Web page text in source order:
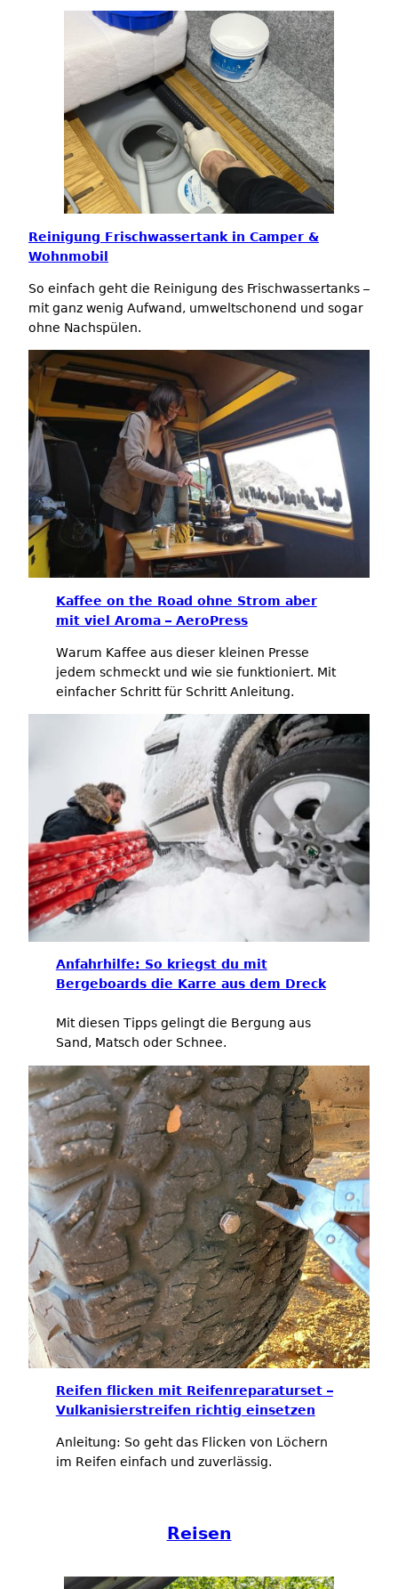
Reinigung Frischwassertank in Camper &
Wohnmobil
So einfach geht die Reinigung des Frischwassertanks –
mit ganz wenig Aufwand, umweltschonend und sogar
ohne Nachspülen.
Kaffee on the Road ohne Strom aber
mit viel Aroma – AeroPress
Warum Kaffee aus dieser kleinen Presse
jedem schmeckt und wie sie funktioniert. Mit
einfacher Schritt für Schritt Anleitung.
Anfahrhilfe: So kriegst du mit
Bergeboards die Karre aus dem Dreck
Mit diesen Tipps gelingt die Bergung aus
Sand, Matsch oder Schnee.
Reifen flicken mit Reifenreparaturset –
Vulkanisierstreifen richtig einsetzen
Anleitung: So geht das Flicken von Löchern
im Reifen einfach und zuverlässig.
Reisen